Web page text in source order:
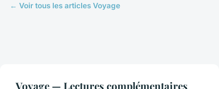
← Voir tous les articles Voyage
Voyage — Lectures complémentaires